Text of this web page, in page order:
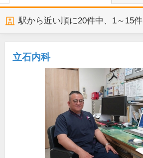
駅から近い順に20件中、 1～15件
立石内科